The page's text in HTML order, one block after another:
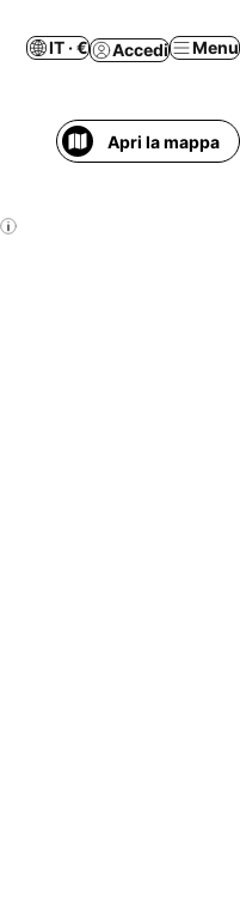
IT · € Accedi Menu
Apri la mappa